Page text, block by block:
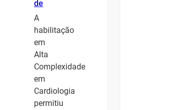
de
A
habilitação
em
Alta
Complexidade
em
Cardiologia
permitiu